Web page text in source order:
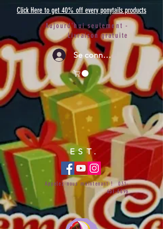
Click Here to get 40% off every ponytails products
Aujourd'hui seulement -
Livraison gratuite
Se connecter
EST.
Appelez-nous maintenant !031-
651-6696